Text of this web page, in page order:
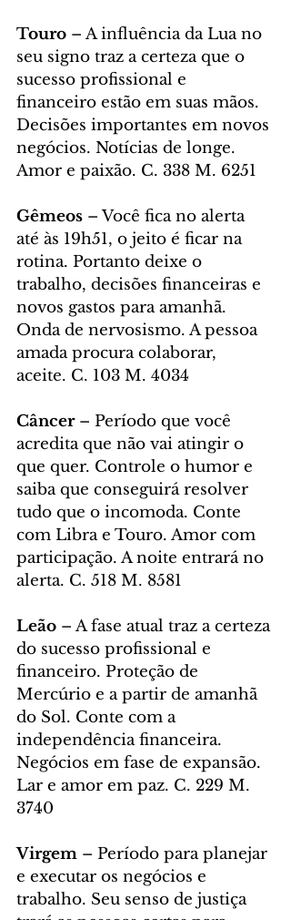
Touro – A influência da Lua no
seu signo traz a certeza que o
sucesso profissional e
financeiro estão em suas mãos.
Decisões importantes em novos
negócios. Notícias de longe.
Amor e paixão. C. 338 M. 6251
Gêmeos – Você fica no alerta
até às 19h51, o jeito é ficar na
rotina. Portanto deixe o
trabalho, decisões financeiras e
novos gastos para amanhã.
Onda de nervosismo. A pessoa
amada procura colaborar,
aceite. C. 103 M. 4034
Câncer – Período que você
acredita que não vai atingir o
que quer. Controle o humor e
saiba que conseguirá resolver
tudo que o incomoda. Conte
com Libra e Touro. Amor com
participação. A noite entrará no
alerta. C. 518 M. 8581
Leão – A fase atual traz a certeza
do sucesso profissional e
financeiro. Proteção de
Mercúrio e a partir de amanhã
do Sol. Conte com a
independência financeira.
Negócios em fase de expansão.
Lar e amor em paz. C. 229 M.
3740
Virgem – Período para planejar
e executar os negócios e
trabalho. Seu senso de justiça